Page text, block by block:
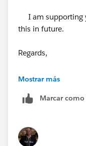
I am supporting
this in future.
Regards,
Haribabu
Mostrar más
Marcar